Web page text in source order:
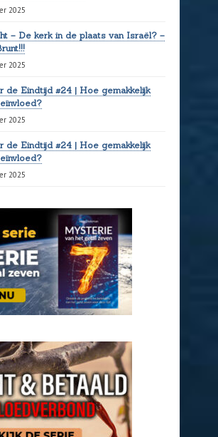
2025
– De kerk in de plaats van Israël? –
2025
de Eindtijd #24 | Hoe gemakkelijk
2025
de Eindtijd #24 | Hoe gemakkelijk
2025